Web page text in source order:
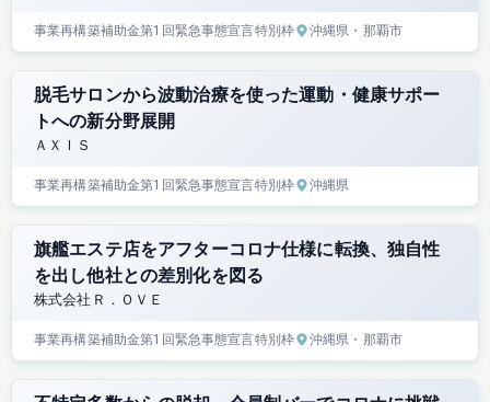
事業再構築補助金第1回緊急事態宣言特別枠 沖縄県 ・那覇市
脱毛サロンから波動治療を使った運動・健康サポー
トへの新分野展開
ＡＸＩＳ
事業再構築補助金第1回緊急事態宣言特別枠 沖縄県
旗艦エステ店をアフターコロナ仕様に転換、独自性
を出し他社との差別化を図る
株式会社Ｒ．ＯＶＥ
事業再構築補助金第1回緊急事態宣言特別枠 沖縄県 ・那覇市